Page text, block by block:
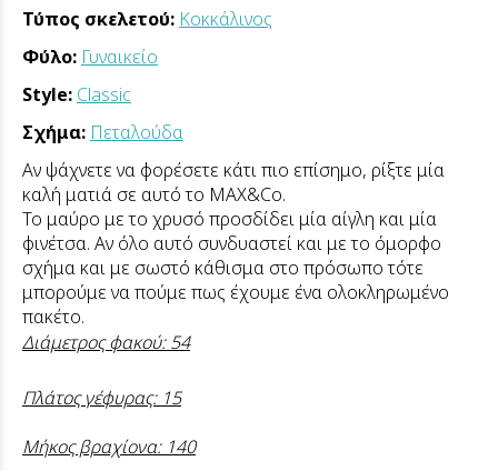
Τύπος σκελετού: Κοκκάλινος
Φύλο: Γυναικείο
Style: Classic
Σχήμα: Πεταλούδα
Αν ψάχνετε να φορέσετε κάτι πιο επίσημο, ρίξτε μία
καλή ματιά σε αυτό το MAX&Co.
Το μαύρο με το χρυσό προσδίδει μία αίγλη και μία
φινέτσα. Αν όλο αυτό συνδυαστεί και με το όμορφο
σχήμα και με σωστό κάθισμα στο πρόσωπο τότε
μπορούμε να πούμε πως έχουμε ένα ολοκληρωμένο
πακέτο.
Διάμετρος φακού: 54
Πλάτος γέφυρας: 15
Μήκος βραχίονα: 140